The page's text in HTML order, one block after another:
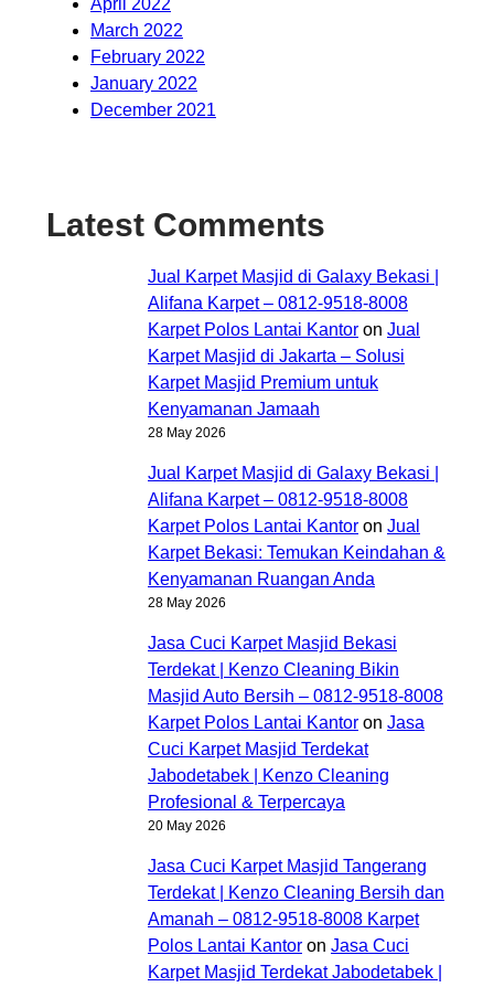
March 2022
February 2022
January 2022
December 2021
Latest Comments
Jual Karpet Masjid di Galaxy Bekasi |
Alifana Karpet – 0812-9518-8008
Karpet Polos Lantai Kantor on Jual
Karpet Masjid di Jakarta – Solusi
Karpet Masjid Premium untuk
Kenyamanan Jamaah
28 May 2026
Jual Karpet Masjid di Galaxy Bekasi |
Alifana Karpet – 0812-9518-8008
Karpet Polos Lantai Kantor on Jual
Karpet Bekasi: Temukan Keindahan &
Kenyamanan Ruangan Anda
28 May 2026
Jasa Cuci Karpet Masjid Bekasi
Terdekat | Kenzo Cleaning Bikin
Masjid Auto Bersih – 0812-9518-8008
Karpet Polos Lantai Kantor on Jasa
Cuci Karpet Masjid Terdekat
Jabodetabek | Kenzo Cleaning
Profesional & Terpercaya
20 May 2026
Jasa Cuci Karpet Masjid Tangerang
Terdekat | Kenzo Cleaning Bersih dan
Amanah – 0812-9518-8008 Karpet
Polos Lantai Kantor on Jasa Cuci
Karpet Masjid Terdekat Jabodetabek |